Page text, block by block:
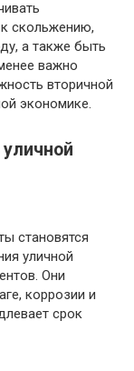
скольжению,
а также быть
важно
вторичной
экономике.
становятся
уличной
Они
коррозии и
срок